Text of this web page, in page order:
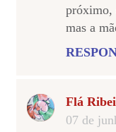
próximo,
mas a
Flá
07 de